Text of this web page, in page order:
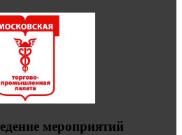
мероприятий